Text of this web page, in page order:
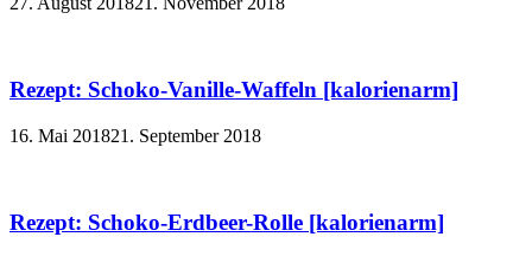
Rezept: Schoko-Vanille-Waffeln [kalorienarm]
16. Mai 201821. September 2018
Rezept: Schoko-Erdbeer-Rolle [kalorienarm]